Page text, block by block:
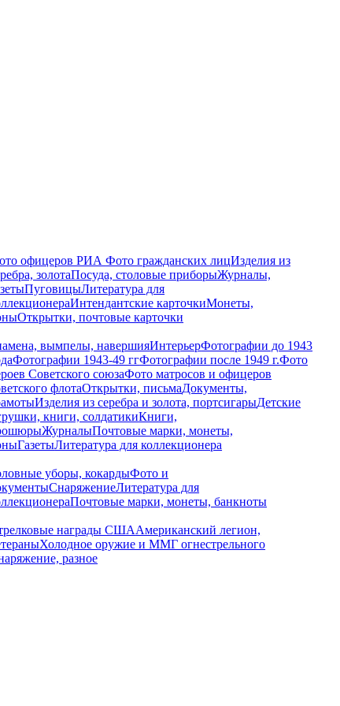
офицеров РИАФото гражданских лицИзделия из
золотаПосуда, столовые приборыЖурналы,
ПуговицыЛитература для
Интендантские карточкиМонеты,
Открытки, почтовые карточки
вымпелы, навершияИнтерьерФотографии до 1943
Фотографии 1943-49 ггФотографии после 1949 г.Фото
Советского союзаФото матросов и офицеров
флотаОткрытки, письмаДокументы,
Изделия из серебра и золота, портсигарыДетские
книги, солдатикиКниги,
ЖурналыПочтовые марки, монеты,
ГазетыЛитература для коллекционера
уборы, кокардыФото и
СнаряжениеЛитература для
Почтовые марки, монеты, банкноты
награды СШААмериканский легион,
Холодное оружие и ММГ огнестрельного
разное